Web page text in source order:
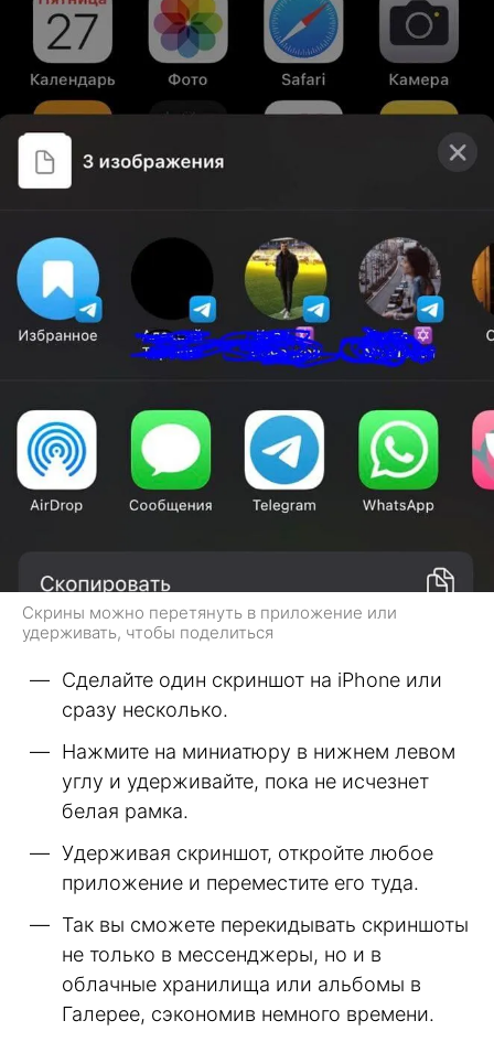
Скрины можно перетянуть в приложение или
удерживать, чтобы поделиться
Сделайте один скриншот на iPhone или
сразу несколько.
Нажмите на миниатюру в нижнем левом
углу и удерживайте, пока не исчезнет
белая рамка.
Удерживая скриншот, откройте любое
приложение и переместите его туда.
Так вы сможете перекидывать скриншоты
не только в мессенджеры, но и в
облачные хранилища или альбомы в
Галерее, сэкономив немного времени.